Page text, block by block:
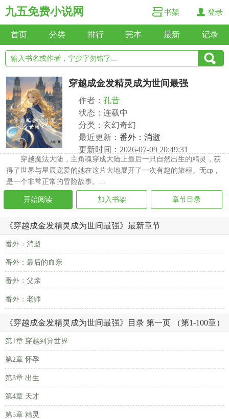
九五免费小说网 书架 登录
首页 分类 排行 完本 最新 记录
穿越成金发精灵成为世间最强
作者： 孔昔
状态：连载中
分类：玄幻奇幻
最近更新： 番外：消逝
更新时间：2026-07-09 20:49:31
穿越魔法大陆，主角魂穿成大陆上最后一只自然出生的精灵，获
得了世界与星辰宠爱的她在这片大地展开了一次有趣的旅程。无cp，
是一个非常正常的冒险故事。...
开始阅读 加入书架 章节目录
《穿越成金发精灵成为世间最强》最新章节
番外：消逝
番外：最后的血亲
番外：父亲
番外：老师
《穿越成金发精灵成为世间最强》目录 第一页 （第1-100章）
第1章 穿越到异世界
第2章 怀孕
第3章 出生
第4章 天才
第5章 精灵